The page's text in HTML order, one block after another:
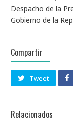
Despacho de la
Gobierno de la
Compartir
Tweet
Relacionados